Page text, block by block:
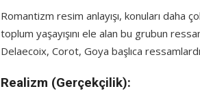
Romantizm resim anlayışı, konuları daha
toplum yaşayışını ele alan bu grubun
Delaecoix, Corot, Goya başlıca
Realizm (Gerçekçilik):